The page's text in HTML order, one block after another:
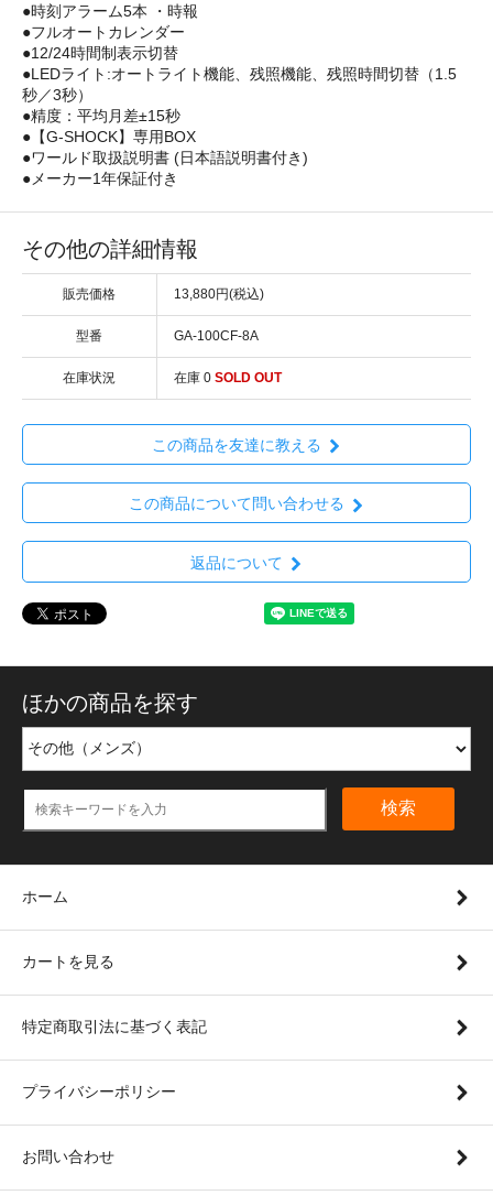
●時刻アラーム5本 ・時報
●フルオートカレンダー
●12/24時間制表示切替
●LEDライト:オートライト機能、残照機能、残照時間切替（1.5
秒／3秒）
●精度：平均月差±15秒
●【G-SHOCK】専用BOX
●ワールド取扱説明書 (日本語説明書付き)
●メーカー1年保証付き
その他の詳細情報
販売価格 13,880円(税込)
型番 GA-100CF-8A
在庫状況 在庫 0 SOLD OUT
この商品を友達に教える
この商品について問い合わせる
返品について
ほかの商品を探す
検索
ホーム
カートを見る
特定商取引法に基づく表記
プライバシーポリシー
お問い合わせ